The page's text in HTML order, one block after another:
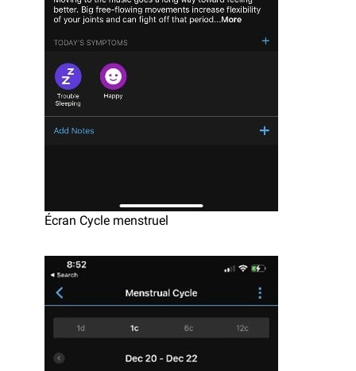
Écran Cycle menstruel